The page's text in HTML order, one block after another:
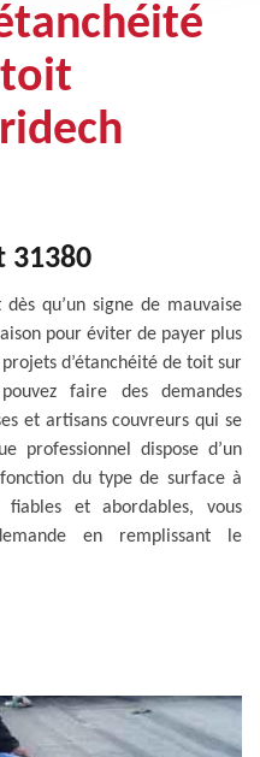
31380
qu’un signe de mauvaise
pour éviter de payer plus
d’étanchéité de toit sur
faire des demandes
et artisans couvreurs qui se
professionnel dispose d’un
du type de surface à
et abordables, vous
en remplissant le